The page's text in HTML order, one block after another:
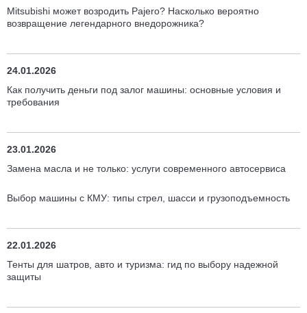
Mitsubishi может возродить Pajero? Насколько вероятно
возвращение легендарного внедорожника?
24.01.2026
Как получить деньги под залог машины: основные условия и
требования
23.01.2026
Замена масла и не только: услуги современного автосервиса
Выбор машины с КМУ: типы стрел, шасси и грузоподъемность
22.01.2026
Тенты для шатров, авто и туризма: гид по выбору надежной
защиты